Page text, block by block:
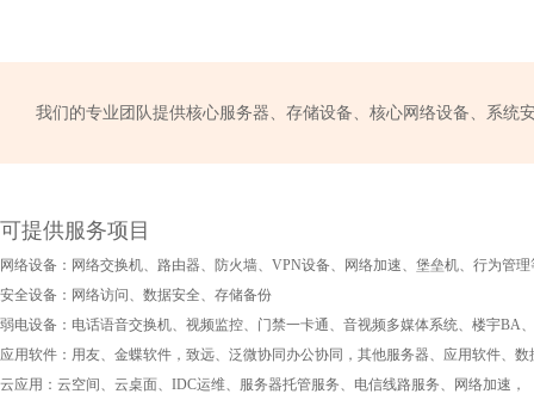
我们的专业团队提供核心服务器、存储设备、核心网络设备、系统
可提供服务项目
网络设备：网络交换机、路由器、防火墙、VPN设备、网络加速、堡垒机、行为管理
安全设备：网络访问、数据安全、存储备份
弱电设备：电话语音交换机、视频监控、门禁一卡通、音视频多媒体系统、楼宇BA
应用软件：用友、金蝶软件，致远、泛微协同办公协同，其他服务器、应用软件、
云应用：云空间、云桌面、IDC运维、服务器托管服务、电信线路服务、网络加速，